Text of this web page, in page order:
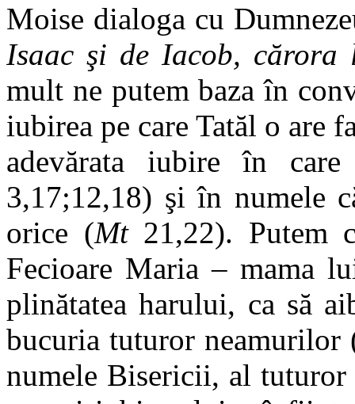
Moise dialoga cu
Isaac şi de Iacob,
mult ne putem baza în
iubirea pe care Tatăl o are
adevărata iubire în
3,17;12,18) şi în numele
orice (Mt21,22). Putem
Fecioare Maria – mama
plinătatea harului, ca să
bucuria tuturor neamurilor
numele Bisericii, al tuturor